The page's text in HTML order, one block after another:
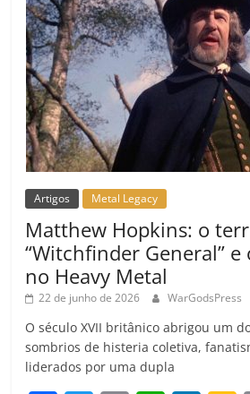
Artigos Metal Legacy
Matthew Hopkins: o
“Witchfinder General” e
no Heavy Metal
22 de junho de 2026 WarGodsPress
O século XVII britânico abrigou um
sombrios de histeria coletiva,
liderados por uma dupla